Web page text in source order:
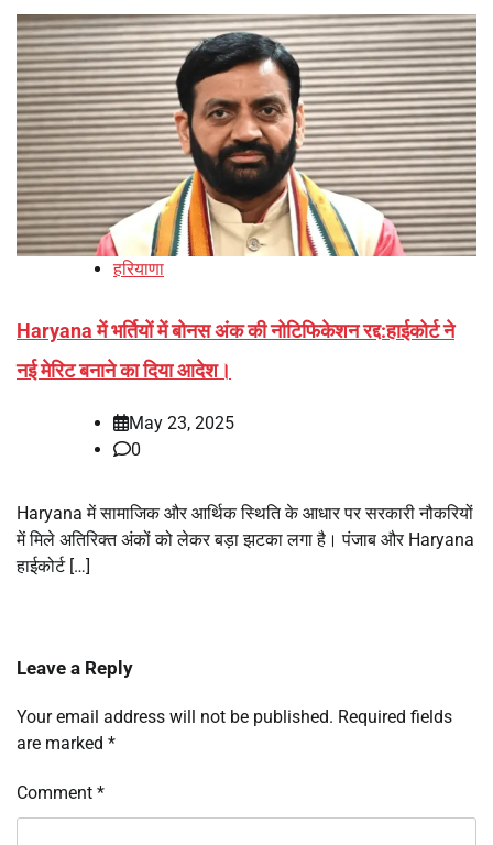
हरियाणा
Haryana में भर्तियों में बोनस अंक की नोटिफिकेशन रद्द:हाईकोर्ट ने
नई मेरिट बनाने का दिया आदेश।
May 23, 2025
0
Haryana में सामाजिक और आर्थिक स्थिति के आधार पर सरकारी नौकरियों
में मिले अतिरिक्त अंकों को लेकर बड़ा झटका लगा है। पंजाब और Haryana
हाईकोर्ट […]
Leave a Reply
Your email address will not be published. Required fields
are marked *
Comment *